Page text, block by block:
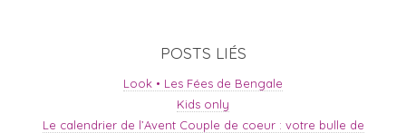
POSTS LIÉS
Look • Les Fées de Bengale
Kids only
Le calendrier de l’Avent Couple de coeur : votre bulle de